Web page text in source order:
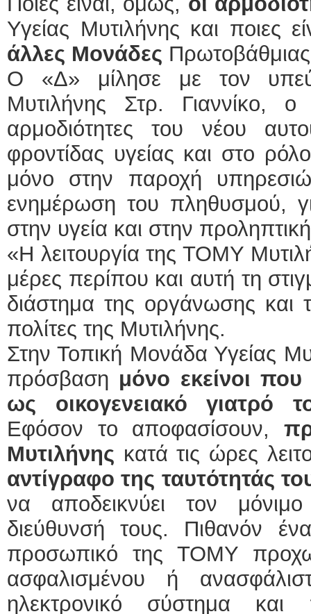
Υγείας Μυτιλήνης και ποιες
άλλες Μονάδες
Ο «Δ» μίλησε με τον
Μυτιλήνης Στρ. Γιαννίκο,
αρμοδιότητες του νέου
φροντίδας υγείας και στο
μόνο στην παροχή
ενημέρωση του πληθυσμού,
στην υγεία και στην προληπτική
«Η λειτουργία της ΤΟΜΥ
μέρες περίπου και αυτή τη
διάστημα της οργάνωσης και
πολίτες της Μυτιλήνης.
Στην Τοπική Μονάδα Υγείας
πρόσβαση μόνο εκείνοι που
ως οικογενειακό γιατρό
Εφόσον το αποφασίσουν,
Μυτιλήνης κατά τις ώρες
αντίγραφο της ταυτότητάς
να αποδεικνύει τον
διεύθυνσή τους. Πιθανόν
προσωπικό της ΤΟΜΥ
ασφαλισμένου ή
ηλεκτρονικό σύστημα και